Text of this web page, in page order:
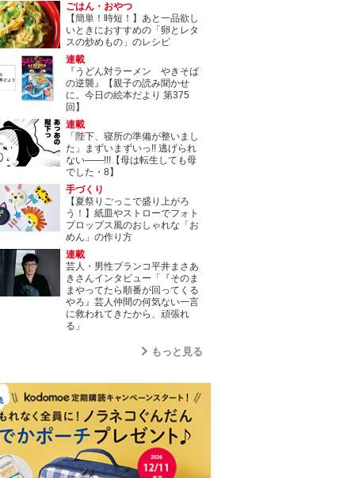
ごはん・おやつ
【簡単！時短！】あと一品欲し
いときにおすすめの「卵とレタ
スの炒めもの」のレシピ
連載
『うどん対ラーメン やきそば
の逆襲』【親子の読み聞かせ
に。今日の絵本だより 第375
回】
連載
「陛下、寝所の準備が整いまし
た」まずいまずいっ!! 逃げられ
ない――!!!【母は転生しても母
でした・8】
手づくり
【夏祭りごっこで盛り上がろ
う！】紙皿やストローでフォト
プロップス風のおしゃれな「お
めん」の作り方
連載
芸人・男性ブランコ平井まさあ
きさんインタビュー「『そのま
まやってたら順番が回ってくる
やろ』芸人仲間の何気ない一言
に救われてきたから、頑張れ
る」
もっと見る